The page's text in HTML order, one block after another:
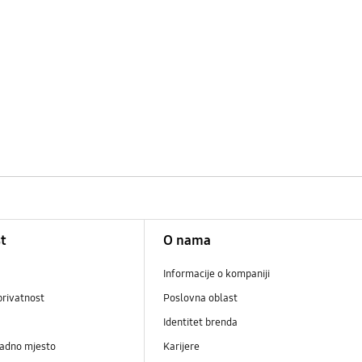
mjesto
O nama
Informacije o kompaniji
Poslovna oblast
Identitet brenda
Karijere